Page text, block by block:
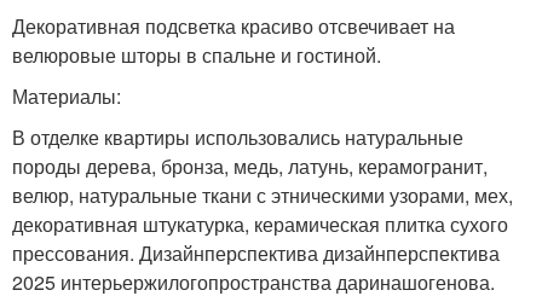
Декоративная подсветка красиво отсвечивает на
велюровые шторы в спальне и гостиной.
Материалы:
В отделке квартиры использовались натуральные
породы дерева, бронза, медь, латунь, керамогранит,
велюр, натуральные ткани с этническими узорами, мех,
декоративная штукатурка, керамическая плитка сухого
прессования. Дизайнперспектива дизайнперспектива
2025 интерьержилогопространства даринашогенова.